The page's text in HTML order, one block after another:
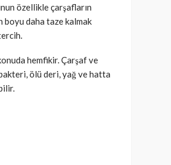
özellikle çarşafların
boyu daha taze kalmak
hemfikir. Çarşaf ve
bakteri, ölü deri, yağ ve hatta